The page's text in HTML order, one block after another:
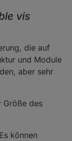
vis
die auf
und Module
aber sehr
Größe des
können